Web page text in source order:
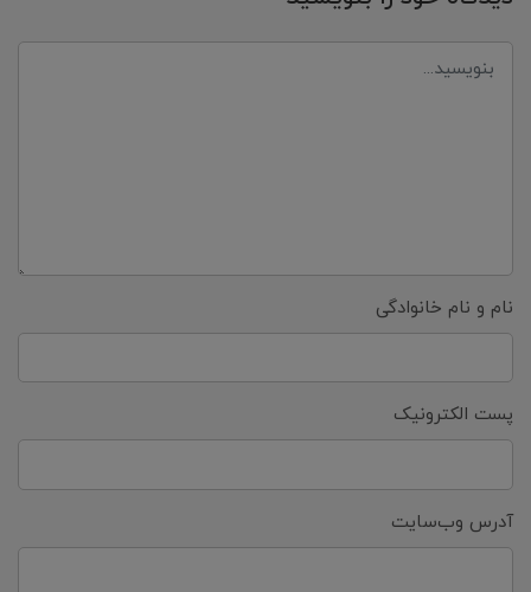
نام و نام خانوادگی
پست الکترونیک
آدرس وب‌سایت